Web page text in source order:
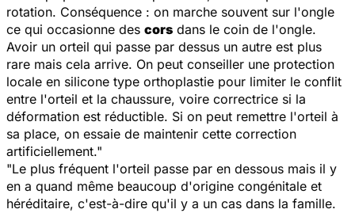
rotation. Conséquence : on marche souvent sur l'ongle
ce qui occasionne des cors dans le coin de l'ongle.
Avoir un orteil qui passe par dessus un autre est plus
rare mais cela arrive. On peut conseiller une protection
locale en silicone type orthoplastie pour limiter le conflit
entre l'orteil et la chaussure, voire correctrice si la
déformation est réductible. Si on peut remettre l'orteil à
sa place, on essaie de maintenir cette correction
artificiellement."
"Le plus fréquent l'orteil passe par en dessous mais il y
en a quand même beaucoup d'origine congénitale et
héréditaire, c'est-à-dire qu'il y a un cas dans la famille.